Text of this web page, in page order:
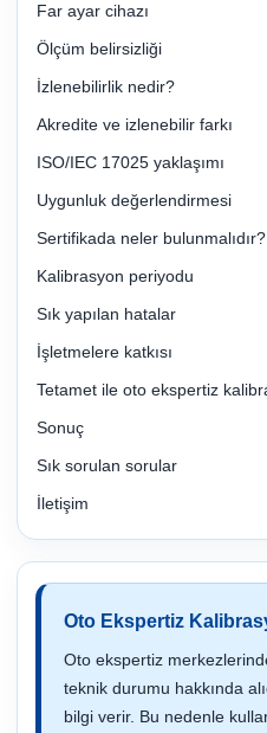
Far ayar cihazı
Ölçüm belirsizliği
İzlenebilirlik nedir?
Akredite ve izlenebilir farkı
ISO/IEC 17025 yaklaşımı
Uygunluk değerlendirmesi
Sertifikada neler bulunmalıdır?
Kalibrasyon periyodu
Sık yapılan hatalar
İşletmelere katkısı
Tetamet ile oto ekspertiz
Sonuç
Sık sorulan sorular
İletişim
Oto Ekspertiz
Oto ekspertiz
teknik durumu hakkında
bilgi verir. Bu nedenle